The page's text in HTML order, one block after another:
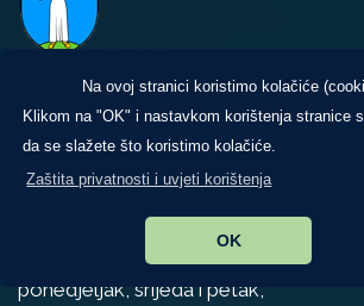
Na ovoj stranici koristimo kolačiće
Klikom na "OK" i nastavkom korištenja stranice
da se slažete što koristimo kolačiće.
Zaštita privatnosti i uvjeti korištenja
OK
Dobrinj 103, 51514 Dobrinj
+385 (0)51 848 344
opcina@dobrinj.hr
Uredovno radno vrijeme za rad
ponedjeljak, srijeda i petak,